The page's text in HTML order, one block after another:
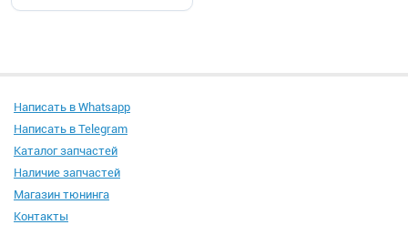
Написать в Whatsapp
Написать в Telegram
Каталог запчастей
Наличие запчастей
Магазин тюнинга
Контакты